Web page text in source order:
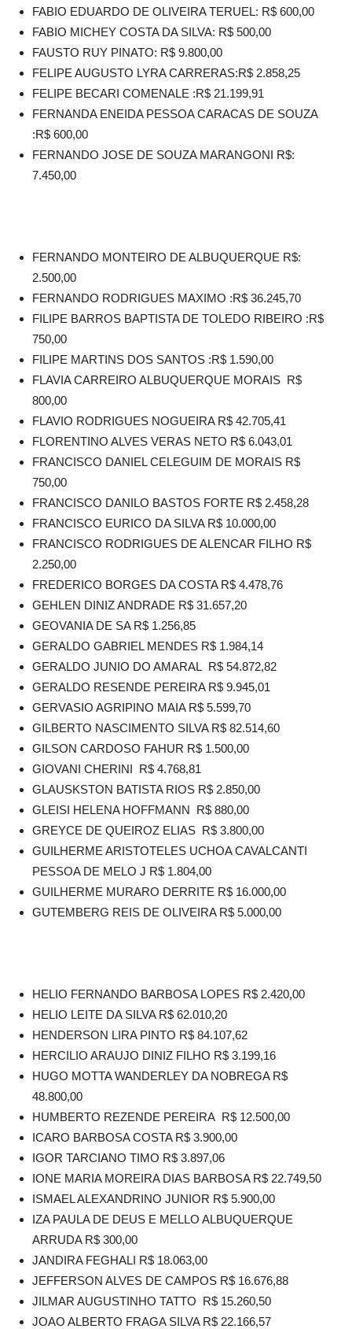
FABIO EDUARDO DE OLIVEIRA TERUEL: R$ 600,00
FABIO MICHEY COSTA DA SILVA: R$ 500,00
FAUSTO RUY PINATO: R$ 9.800,00
FELIPE AUGUSTO LYRA CARRERAS:R$ 2.858,25
FELIPE BECARI COMENALE :R$ 21.199,91
FERNANDA ENEIDA PESSOA CARACAS DE SOUZA
:R$ 600,00
FERNANDO JOSE DE SOUZA MARANGONI R$:
7.450,00
FERNANDO MONTEIRO DE ALBUQUERQUE R$:
2.500,00
FERNANDO RODRIGUES MAXIMO :R$ 36.245,70
FILIPE BARROS BAPTISTA DE TOLEDO RIBEIRO :R$
750,00
FILIPE MARTINS DOS SANTOS :R$ 1.590,00
FLAVIA CARREIRO ALBUQUERQUE MORAIS R$
800,00
FLAVIO RODRIGUES NOGUEIRA R$ 42.705,41
FLORENTINO ALVES VERAS NETO R$ 6.043,01
FRANCISCO DANIEL CELEGUIM DE MORAIS R$
750,00
FRANCISCO DANILO BASTOS FORTE R$ 2.458,28
FRANCISCO EURICO DA SILVA R$ 10.000,00
FRANCISCO RODRIGUES DE ALENCAR FILHO R$
2.250,00
FREDERICO BORGES DA COSTA R$ 4.478,76
GEHLEN DINIZ ANDRADE R$ 31.657,20
GEOVANIA DE SA R$ 1.256,85
GERALDO GABRIEL MENDES R$ 1.984,14
GERALDO JUNIO DO AMARAL R$ 54.872,82
GERALDO RESENDE PEREIRA R$ 9.945,01
GERVASIO AGRIPINO MAIA R$ 5.599,70
GILBERTO NASCIMENTO SILVA R$ 82.514,60
GILSON CARDOSO FAHUR R$ 1.500,00
GIOVANI CHERINI R$ 4.768,81
GLAUSKSTON BATISTA RIOS R$ 2.850,00
GLEISI HELENA HOFFMANN R$ 880,00
GREYCE DE QUEIROZ ELIAS R$ 3.800,00
GUILHERME ARISTOTELES UCHOA CAVALCANTI
PESSOA DE MELO J R$ 1.804,00
GUILHERME MURARO DERRITE R$ 16.000,00
GUTEMBERG REIS DE OLIVEIRA R$ 5.000,00
HELIO FERNANDO BARBOSA LOPES R$ 2.420,00
HELIO LEITE DA SILVA R$ 62.010,20
HENDERSON LIRA PINTO R$ 84.107,62
HERCILIO ARAUJO DINIZ FILHO R$ 3.199,16
HUGO MOTTA WANDERLEY DA NOBREGA R$
48.800,00
HUMBERTO REZENDE PEREIRA R$ 12.500,00
ICARO BARBOSA COSTA R$ 3.900,00
IGOR TARCIANO TIMO R$ 3.897,06
IONE MARIA MOREIRA DIAS BARBOSA R$ 22.749,50
ISMAEL ALEXANDRINO JUNIOR R$ 5.900,00
IZA PAULA DE DEUS E MELLO ALBUQUERQUE
ARRUDA R$ 300,00
JANDIRA FEGHALI R$ 18.063,00
JEFFERSON ALVES DE CAMPOS R$ 16.676,88
JILMAR AUGUSTINHO TATTO R$ 15.260,50
JOAO ALBERTO FRAGA SILVA R$ 22.166,57